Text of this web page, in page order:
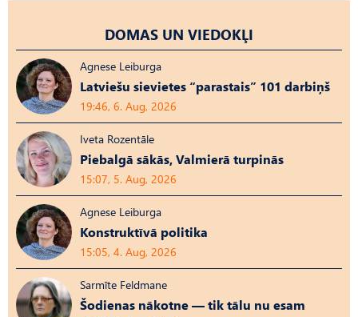
DOMAS UN VIEDOKĻI
Agnese Leiburga
Latviešu sievietes “parastais” 101 darbiņš
19:46, 6. Aug, 2026
Iveta Rozentāle
Piebalgā sākās, Valmierā turpinās
15:07, 5. Aug, 2026
Agnese Leiburga
Konstruktīvā politika
15:05, 4. Aug, 2026
Sarmīte Feldmane
Šodienas nākotne — tik tālu nu esam